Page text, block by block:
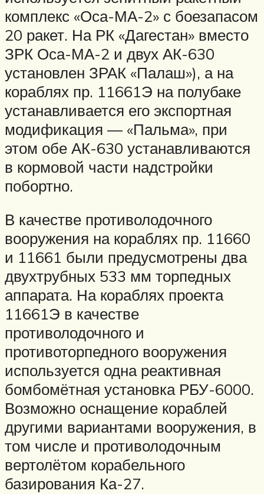
комплекс «Оса-МА-2» с боезапасом
20 ракет. На РК «Дагестан» вместо
ЗРК Оса-МА-2 и двух АК-630
установлен ЗРАК «Палаш»), а на
кораблях пр. 11661Э на полубаке
устанавливается его экспортная
модификация — «Пальма», при
этом обе АК-630 устанавливаются
в кормовой части надстройки
побортно.
В качестве противолодочного
вооружения на кораблях пр. 11660
и 11661 были предусмотрены два
двухтрубных 533 мм торпедных
аппарата. На кораблях проекта
11661Э в качестве
противолодочного и
противоторпедного вооружения
используется одна реактивная
бомбомётная установка РБУ-6000.
Возможно оснащение кораблей
другими вариантами вооружения, в
том числе и противолодочным
вертолётом корабельного
базирования Ка-27.